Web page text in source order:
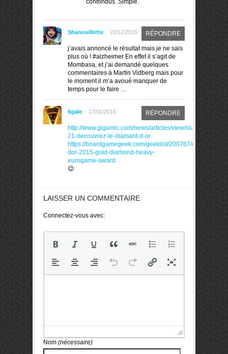
Shanouillette 22/12/2015 RÉPONDRE
j’avais annoncé le résultat mais je ne sais
plus où ! #alzheimer En effet il s’agit de
Mombasa, et j’ai demandé quelques
commentaires à Martin Vidberg mais pour
le moment il m’a avoué manquer de
temps pour le faire …
6gale 17/01/2016 RÉPONDRE
http://www.gigamic.com/news/articles/view/slug/jour-
21-decouvrez-le-diamant-d-or
https://boardgamegeek.com/geeklist/200767/diamant-
dor-2015-gold-diamond-heavy-
eurogame-award
😉
LAISSER UN COMMENTAIRE
Connectez-vous avec:
Nom (nécessaire)